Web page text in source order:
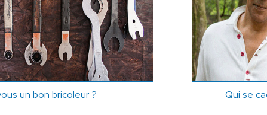
un bon bricoleur ? Qui se